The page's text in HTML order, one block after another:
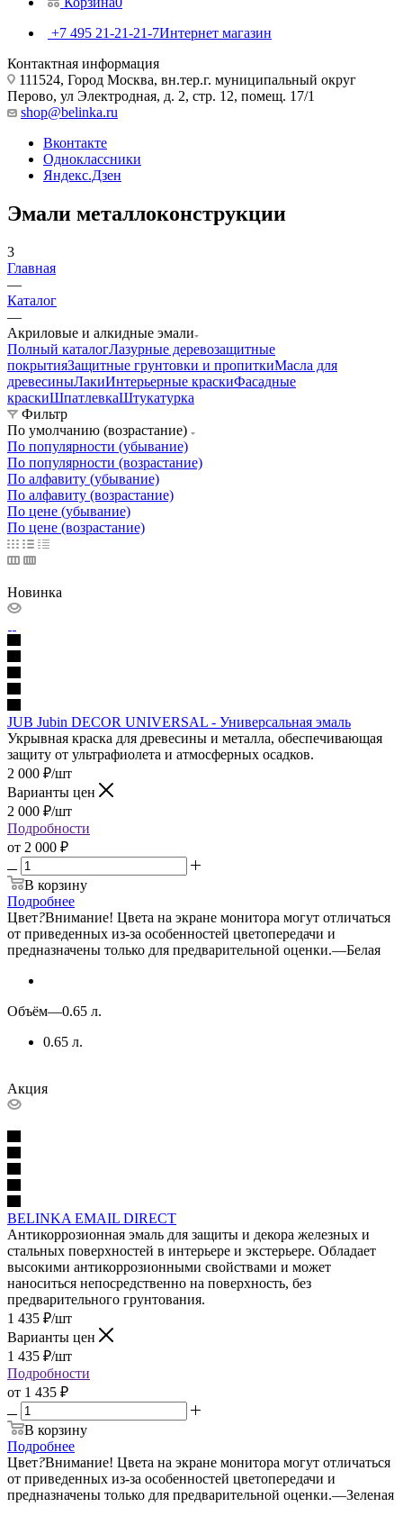
+7 495 21-21-21-7Интернет магазин
Контактная информация
111524, Город Москва, вн.тер.г. муниципальный округ
Перово, ул Электродная, д. 2, стр. 12, помещ. 17/1
shop@belinka.ru
Вконтакте
Одноклассники
Яндекс.Дзен
Эмали металлоконструкции
3
Главная
—
Каталог
—
Акриловые и алкидные эмали
Полный каталогЛазурные деревозащитные
покрытияЗащитные грунтовки и пропиткиМасла для
древесиныЛакиИнтерьерные краскиФасадные
краскиШпатлевкаШтукатурка
Фильтр
По умолчанию (возрастание)
По популярности (убывание)
По популярности (возрастание)
По алфавиту (убывание)
По алфавиту (возрастание)
По цене (убывание)
По цене (возрастание)
Новинка
JUB Jubin DECOR UNIVERSAL - Универсальная эмаль
Укрывная краска для древесины и металла, обеспечивающая
защиту от ультрафиолета и атмосферных осадков.
2 000 ₽/шт
Варианты цен
2 000 ₽/шт
Подробности
от 2 000 ₽
В корзину
Подробнее
Цвет?Внимание! Цвета на экране монитора могут отличаться
от приведенных из-за особенностей цветопередачи и
предназначены только для предварительной оценки.—Белая
Объём—0.65 л.
0.65 л.
Акция
BELINKA EMAIL DIRECT
Антикоррозионная эмаль для защиты и декора железных и
стальных поверхностей в интерьере и экстерьере. Обладает
высокими антикоррозионными свойствами и может
наноситься непосредственно на поверхность, без
предварительного грунтования.
1 435 ₽/шт
Варианты цен
1 435 ₽/шт
Подробности
от 1 435 ₽
В корзину
Подробнее
Цвет?Внимание! Цвета на экране монитора могут отличаться
от приведенных из-за особенностей цветопередачи и
предназначены только для предварительной оценки.—Зеленая